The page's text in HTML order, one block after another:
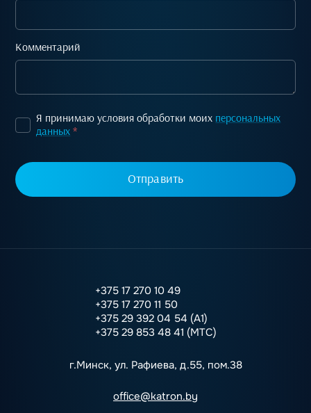
Комментарий
Я принимаю условия обработки моих персональных
данных *
Отправить
+375 17 270 10 49
+375 17 270 11 50
+375 29 392 04 54 (А1)
+375 29 853 48 41 (МТС)
г.Минск, ул. Рафиева, д.55, пом.38
office@katron.by